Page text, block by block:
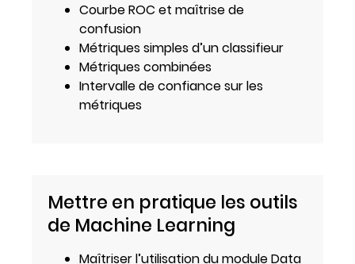
Courbe ROC et maîtrise de
confusion
Métriques simples d’un classifieur
Métriques combinées
Intervalle de confiance sur les
métriques
Mettre en pratique les outils
de Machine Learning
Maîtriser l’utilisation du module Data